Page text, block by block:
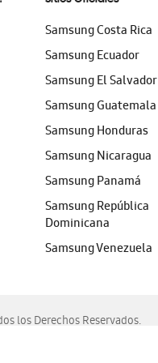
Samsung Costa Rica
Samsung Ecuador
Samsung El Salvador
Samsung Guatemala
Samsung Honduras
Samsung Nicaragua
Samsung Panamá
Samsung República
Dominicana
Samsung Venezuela
los Derechos Reservados.